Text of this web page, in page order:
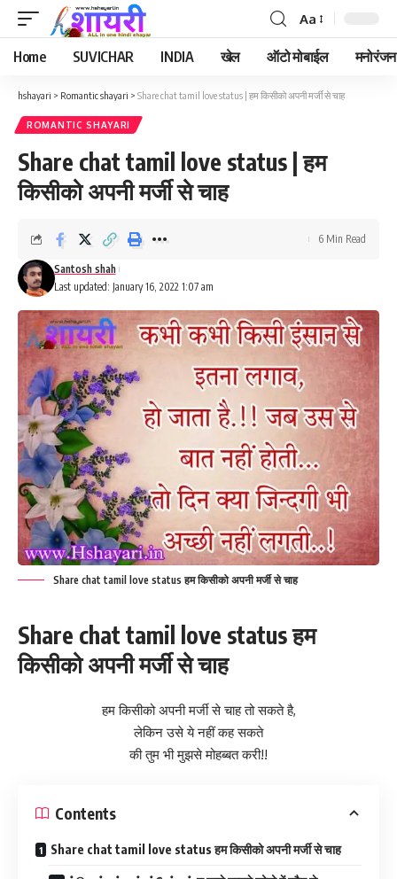
Font
Resizer
Aa
Home SUVICHAR INDIA खेल ऑटो मोबाईल मनोरंजन
hshayari > Romantic shayari > Share chat tamil love status | हम किसीको अपनी मर्जी से चाह
ROMANTIC SHAYARI
Share chat tamil love status | हम
किसीको अपनी मर्जी से चाह
Last updated: January 16, 2022 1:07 am
Santosh shah
6 Min Read
Share chat tamil love status हम किसीको अपनी मर्जी से चाह
Share chat tamil love status हम
किसीको अपनी मर्जी से चाह
हम किसीको अपनी मर्जी से चाह तो सकते है,
लेकिन उसे ये नहीं कह सकते
की तुम भी मुझसे मोहब्बत करी!!
Contents
Share chat tamil love status हम किसीको अपनी मर्जी से चाह